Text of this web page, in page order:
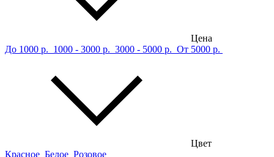
Цена
До 1000 р. 1000 - 3000 р. 3000 - 5000 р. От 5000 р.
Цвет
Красное Белое Розовое